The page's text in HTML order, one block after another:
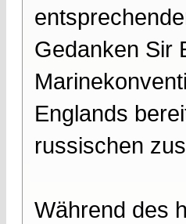
Gedanken Sir
Englands
russischen
Während des